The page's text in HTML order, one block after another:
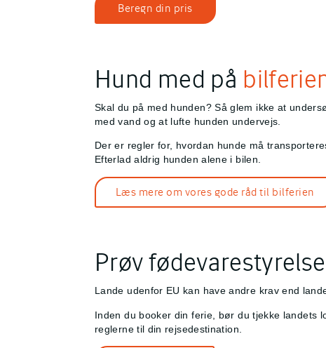
Beregn din pris
Hund med på
Skal du på med hunden? Så glem ikke at
med vand og at lufte hunden undervejs.
Der er regler for, hvordan hunde må
Efterlad aldrig hunden alene i bilen.
Læs mere om vores gode råd til bilferien
Prøv
Lande udenfor EU kan have andre krav end
Inden du booker din ferie, bør du tjekke landets
reglerne til din rejsedestination.